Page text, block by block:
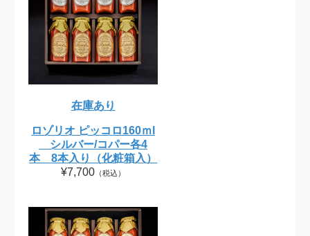
在庫あり
ロゾリオ ピッコロ160ｍl
シルバー/コパー各4
本 8本入り（化粧箱入）
¥7,700 （税込）